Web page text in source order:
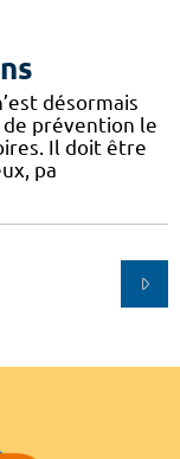
désormais
prévention le
Il doit être
pa